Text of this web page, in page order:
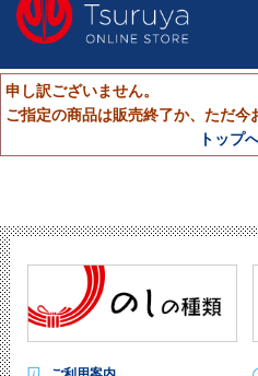
申し訳ございません。
ご指定の商品は販売終了か、ただ今
トップ